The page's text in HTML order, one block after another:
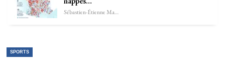
Sébastien-Étienne Marechal
SPORTS